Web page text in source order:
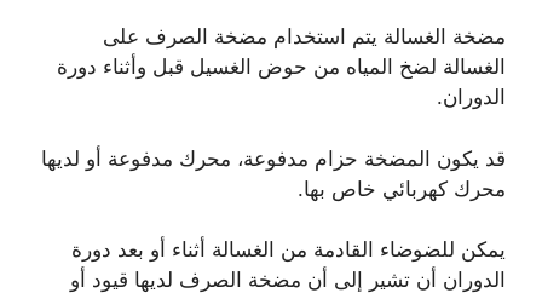
مضخة الغسالة يتم استخدام مضخة الصرف على
الغسالة لضخ المياه من حوض الغسيل قبل وأثناء دورة
الدوران.
قد يكون المضخة حزام مدفوعة، محرك مدفوعة أو لديها
محرك كهربائي خاص بها.
يمكن للضوضاء القادمة من الغسالة أثناء أو بعد دورة
الدوران أن تشير إلى أن مضخة الصرف لديها قيود أو